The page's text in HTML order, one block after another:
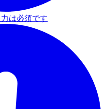
は必須です